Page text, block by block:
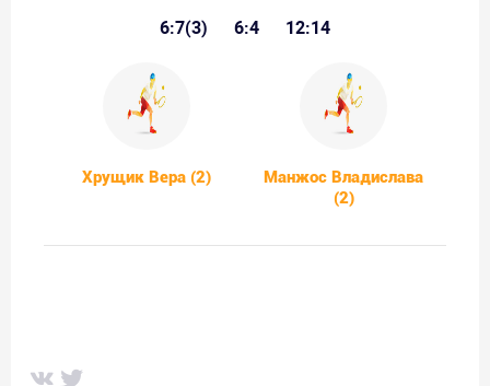
6:7(3) 6:4 12:14
Хрущик Вера (2)
Манжос Владислава
(2)